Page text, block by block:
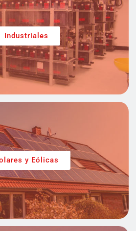
Industriales
y Eólicas